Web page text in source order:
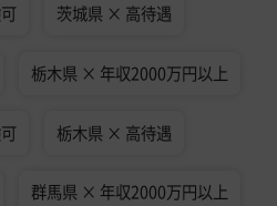
茨城県 × 高待遇
栃木県 × 年収2000万円以上
栃木県 × 高待遇
群馬県 × 年収2000万円以上